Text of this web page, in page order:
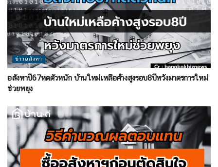
ข่าวอสังหา
อสังหาปี67หดตัวหนัก บ้านใหม่เหลือค้างสูงรอบ8ปีหวังมาตรการใหม่
ช่วยพยุง